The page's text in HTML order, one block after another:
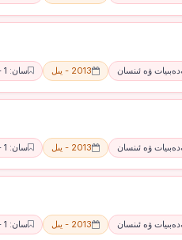
ۋە ئىنسان 2013 - يىل سان: 1 - ئاي
ۋە ئىنسان 2013 - يىل سان: 1 - ئاي
ۋە ئىنسان 2013 - يىل سان: 1 - ئاي